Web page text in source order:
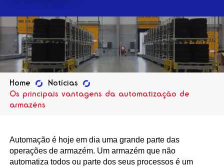
Home
Notícias
Os principais vantagens da automatização de
armazéns
Automação é hoje em dia uma grande parte das
operações de armazém. Um armazém que não
automatiza todos ou parte dos seus processos é um